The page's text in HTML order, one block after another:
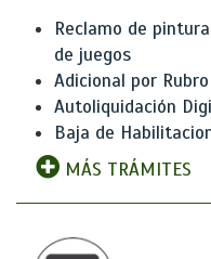
Reclamo de
de juegos
Adicional por Rubro
Autoliquidación
Baja de
MÁS TRÁMITES